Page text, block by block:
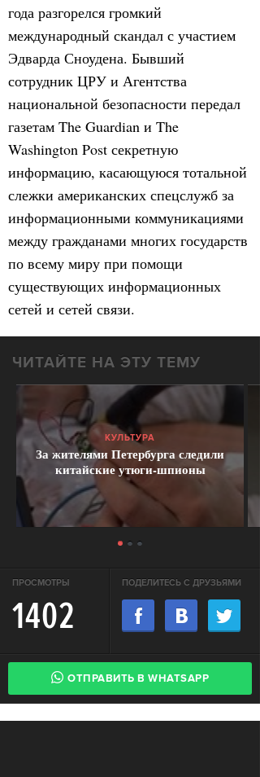
года разгорелся громкий
международный скандал с участием
Эдварда Сноудена. Бывший
сотрудник ЦРУ и Агентства
национальной безопасности передал
газетам The Guardian и The
Washington Post секретную
информацию, касающуюся тотальной
слежки американских спецслужб за
информационными коммуникациями
между гражданами многих государств
по всему миру при помощи
существующих информационных
сетей и сетей связи.
ЧИТАЙТЕ НА ЭТУ ТЕМУ
КУЛЬТУРА
За жителями Петербурга следили
китайские утюги-шпионы
ПРОСМОТРЫ
1402
ПОДЕЛИТЕСЬ С ДРУЗЬЯМИ
ОТПРАВИТЬ В WHATSAPP